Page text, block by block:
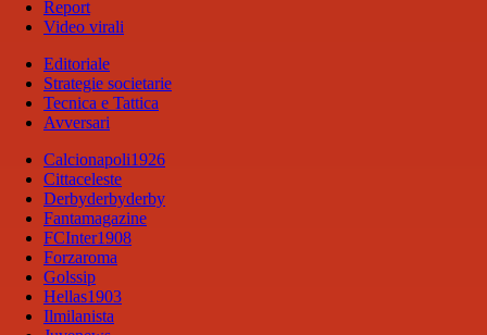
Report
Video virali
Editoriale
Strategie societarie
Tecnica e Tattica
Avversari
Calcionapoli1926
Cittaceleste
Derbyderbyderby
Fantamagazine
FCInter1908
Forzaroma
Golssip
Hellas1903
Ilmilanista